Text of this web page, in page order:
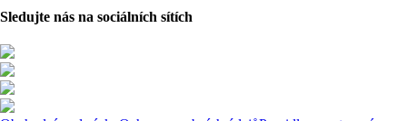
Sledujte nás na sociálních sítích